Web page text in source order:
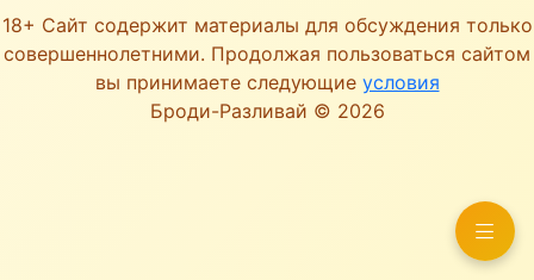
18+ Сайт содержит материалы для обсуждения только
совершеннолетними. Продолжая пользоваться сайтом
вы принимаете следующие условия
Броди-Разливай © 2026